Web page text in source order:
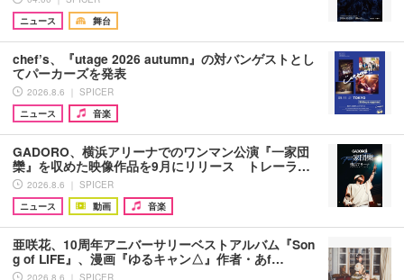
ニュース
舞台
chef’s、『utage 2026 autumn』の対バンゲストとし
てパーカーズを発表
2026.8.6 ｜ SPICER
ニュース
音楽
GADORO、横浜アリーナでのワンマン公演『一家団
欒』を収めた映像作品を9月にリリース トレーラ…
2026.8.6 ｜ SPICER
ニュース
動画 音楽
亜咲花、10周年アニバーサリーベストアルバム『Son
g of LIFE』、漫画『ゆるキャン△』作者・あf…
2026.8.6 ｜ SPICER